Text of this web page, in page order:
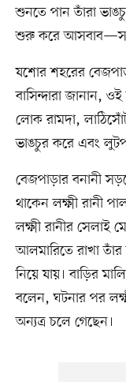
শুনতে পান তাঁরা
শুরু করে আসবাব—সব
যশোর শহরের
বাসিন্দারা জানান,
লোক রামদা,
ভাঙচুর করে এবং
বেজপাড়ার বনানী
থাকেন লক্ষ্মী রানী
লক্ষ্মী রানীর সেলাই
আলমারিতে রাখা তাঁর
নিয়ে যায়। বাড়ির
বলেন, ঘটনার পর
অন্যত্র চলে গেছেন।